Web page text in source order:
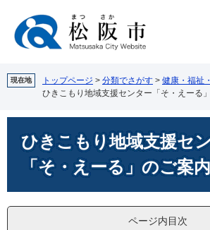
現在地 トップページ > 分類でさがす > 健康・福祉
ひきこもり地域支援センター「そ・えーる
ひきこもり地域支援セ
「そ・えーる」のご案内
ページ内目次